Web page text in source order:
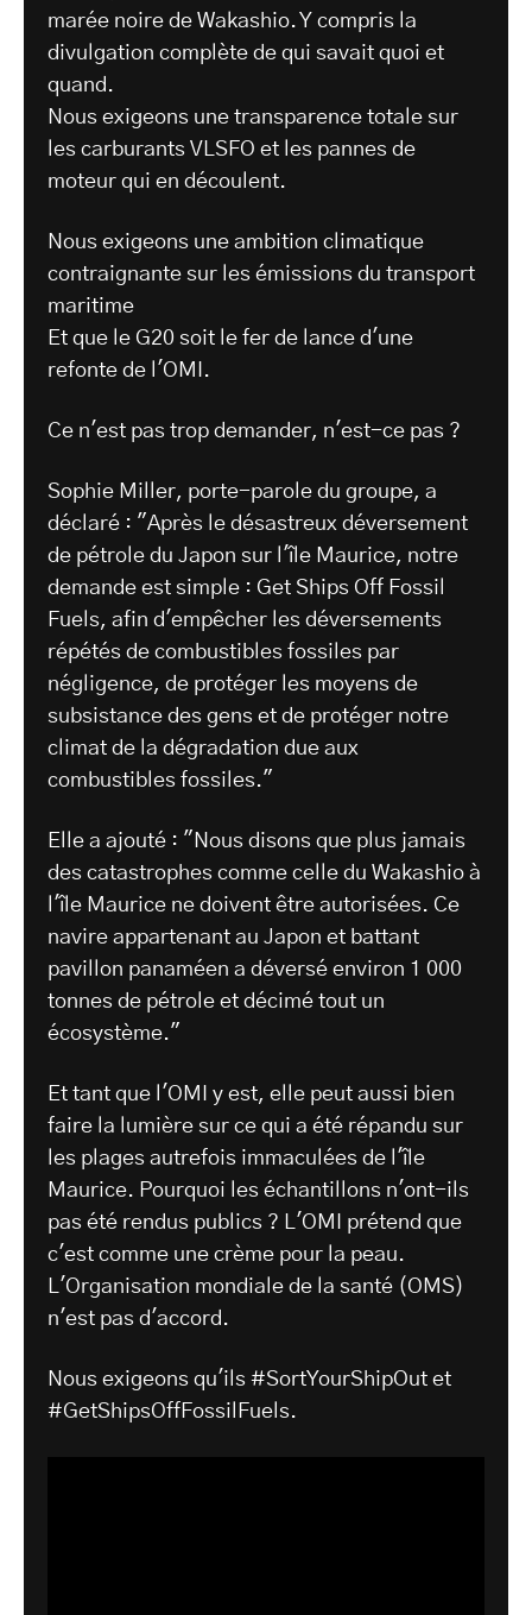
marée noire de Wakashio. Y compris la
divulgation complète de qui savait quoi et
quand.
Nous exigeons une transparence totale sur
les carburants VLSFO et les pannes de
moteur qui en découlent.
Nous exigeons une ambition climatique
contraignante sur les émissions du transport
maritime
Et que le G20 soit le fer de lance d'une
refonte de l'OMI.
Ce n'est pas trop demander, n'est-ce pas ?
Sophie Miller, porte-parole du groupe, a
déclaré : "Après le désastreux déversement
de pétrole du Japon sur l'île Maurice, notre
demande est simple : Get Ships Off Fossil
Fuels, afin d'empêcher les déversements
répétés de combustibles fossiles par
négligence, de protéger les moyens de
subsistance des gens et de protéger notre
climat de la dégradation due aux
combustibles fossiles."
Elle a ajouté : "Nous disons que plus jamais
des catastrophes comme celle du Wakashio à
l'île Maurice ne doivent être autorisées. Ce
navire appartenant au Japon et battant
pavillon panaméen a déversé environ 1 000
tonnes de pétrole et décimé tout un
écosystème."
Et tant que l'OMI y est, elle peut aussi bien
faire la lumière sur ce qui a été répandu sur
les plages autrefois immaculées de l'île
Maurice. Pourquoi les échantillons n'ont-ils
pas été rendus publics ? L'OMI prétend que
c'est comme une crème pour la peau.
L'Organisation mondiale de la santé (OMS)
n'est pas d'accord.
Nous exigeons qu'ils #SortYourShipOut et
#GetShipsOffFossilFuels.